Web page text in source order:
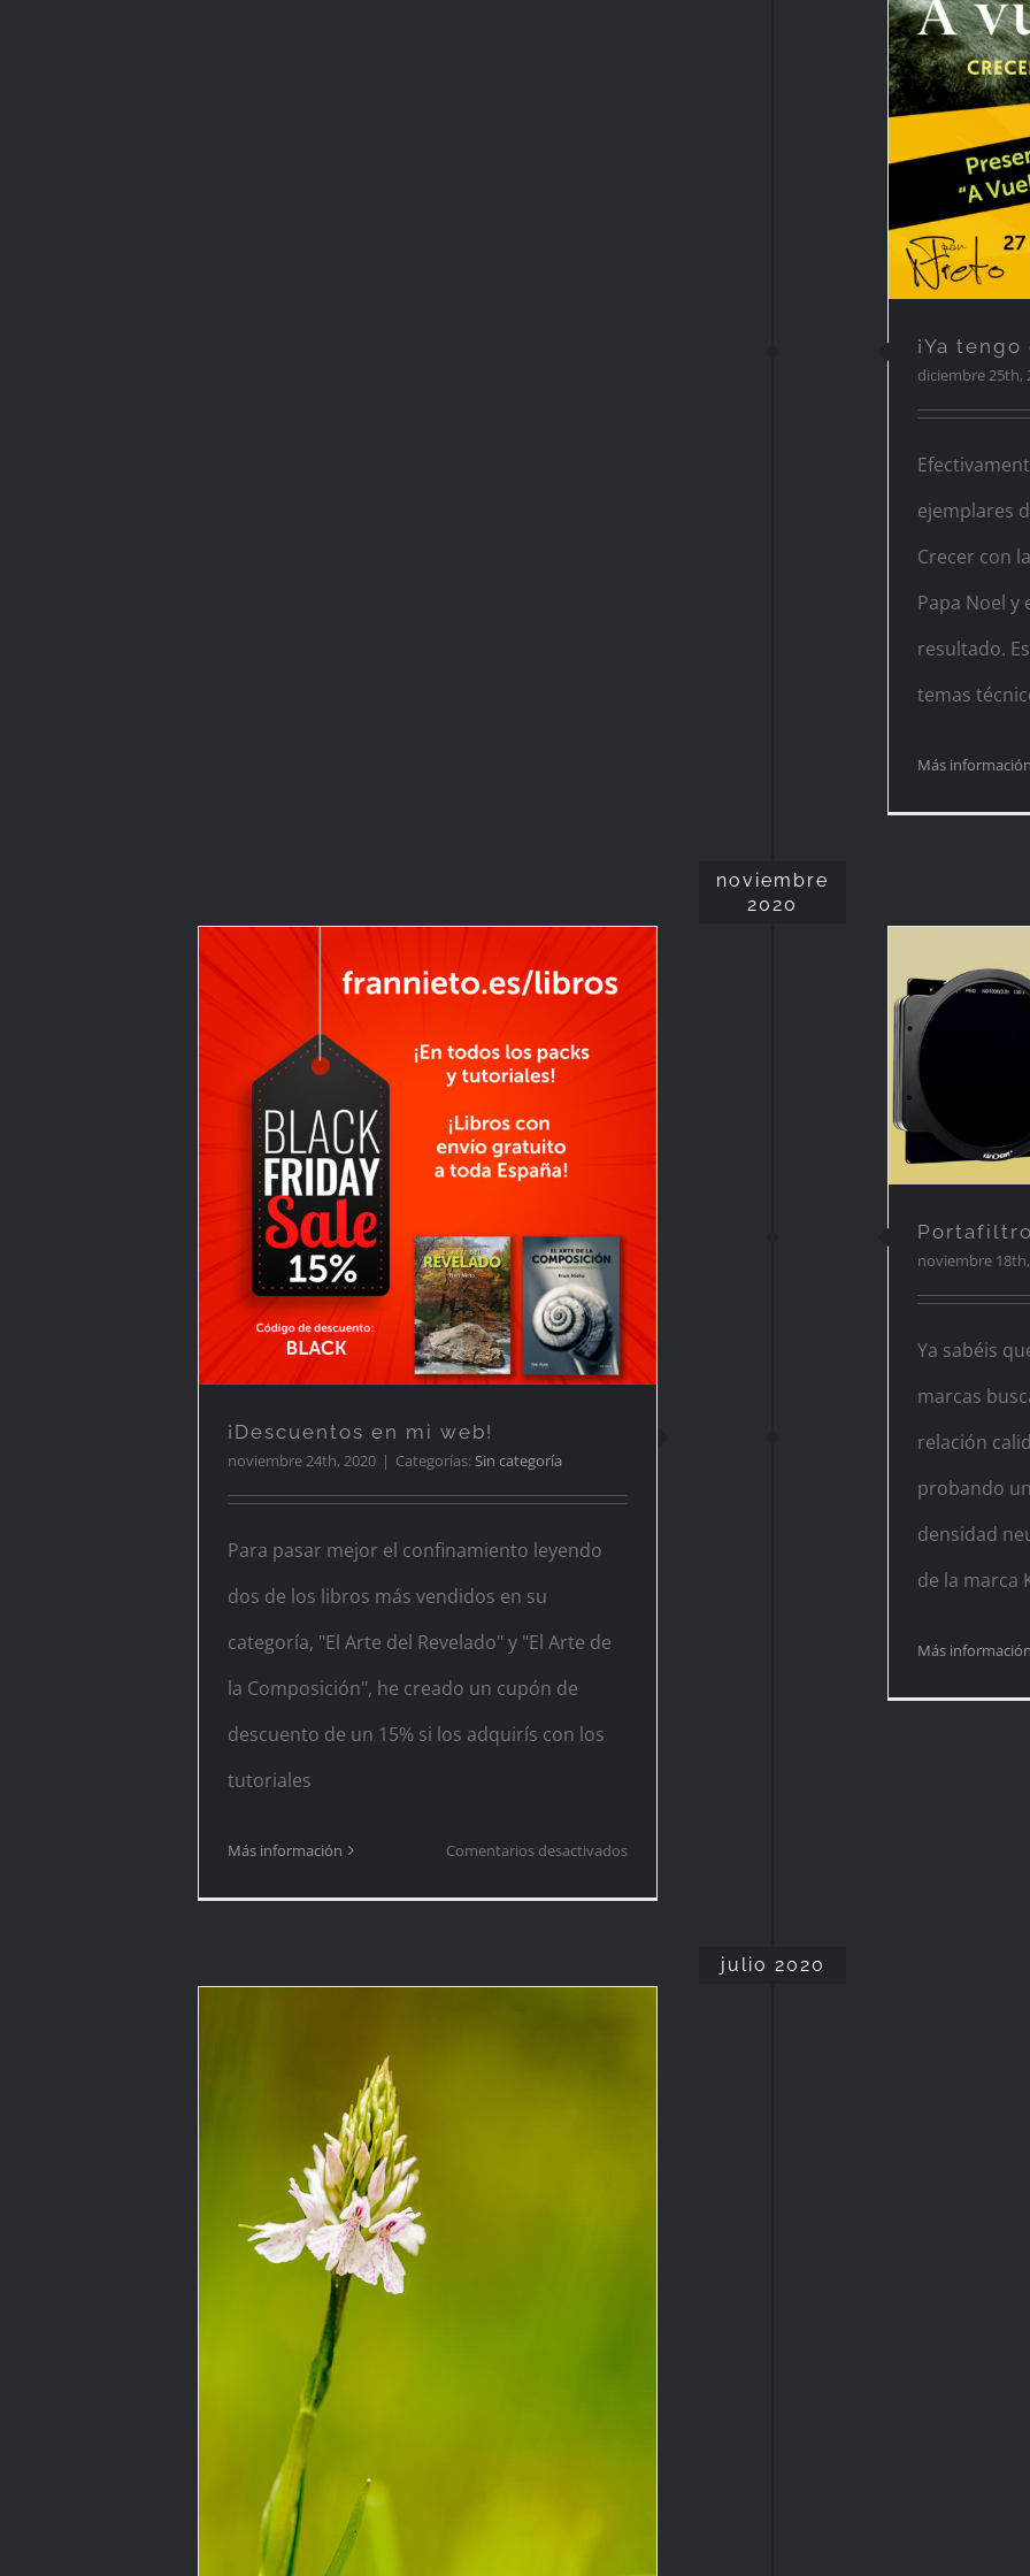
¡Ya
diciembre 25th,
ejemplares
Crecer con
Papa Noel
resultado.
temas
Más información
noviembre
2020
¡Descuentos en mi web!
¡Descuentos en mi web!
noviembre 24th, 2020 | Categorías: Sin categoría
Para pasar mejor el confinamiento leyendo
dos de los libros más vendidos en su
categoría, "El Arte del Revelado" y "El Arte de
la Composición", he creado un cupón de
descuento de un 15% si los adquirís con los
tutoriales
Más información Comentarios desactivadosen
noviembre
Ya sabéis
marcas
relación
probando
densidad
de la marca
Más información
julio 2020